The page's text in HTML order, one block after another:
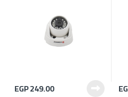
EGP249.00